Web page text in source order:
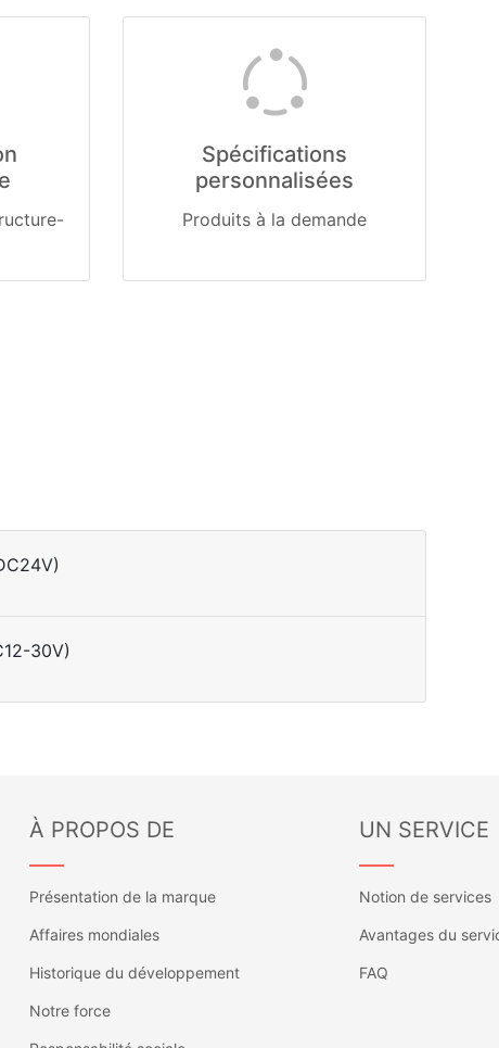
Spécifications
personnalisées
Produits à la demande
30V)
À PROPOS DE
——
Présentation de la marque
Affaires mondiales
Historique du développement
Notre force
UN SERVICE
——
Notion de services
Avantages du
FAQ